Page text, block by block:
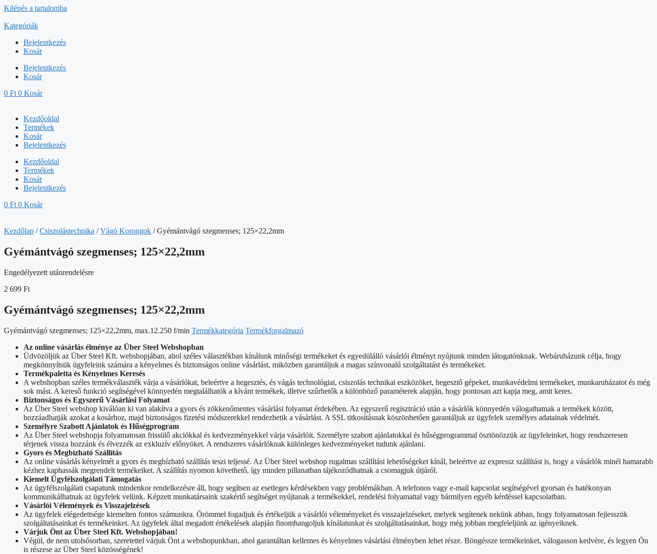
Kilépés a tartalomba
Kategóriák
Bejelentkezés
Kosár
Bejelentkezés
Kosár
0 Ft 0 Kosár
Kezdőoldal
Termékek
Kosár
Bejelentkezés
Kezdőoldal
Termékek
Kosár
Bejelentkezés
0 Ft 0 Kosár
Kezdőlap /Csiszolástechnika /Vágó Korongok / Gyémántvágó szegmenses; 125×22,2mm
Gyémántvágó szegmenses; 125×22,2mm
Engedélyezett utánrendelésre
2 699 Ft
Gyémántvágó szegmenses; 125×22,2mm
Gyémántvágó szegmenses; 125×22,2mm, max.12.250 f/min Termékkategória Termékforgalmazó
Az online vásárlás élménye az Über Steel Webshopban
Üdvözöljük az Über Steel Kft. webshopjában, ahol széles választékban kínálunk minőségi termékeket és egyedülálló vásárlói élményt nyújtunk minden látogatónknak. Webáruházunk célja, hogy
megkönnyítsük ügyfeleink számára a kényelmes és biztonságos online vásárlást, miközben garantáljuk a magas színvonalú szolgáltatást és termékeket.
Termékpaletta és Kényelmes Keresés
A webshopban széles termékválaszték várja a vásárlókat, beleértve a hegesztés, és vágás technológiai, csiszolás technikai eszközöket, hegesztő gépeket, munkavédelmi termékeket, munkaruházatot és még
sok mást. A kereső funkció segítségével könnyedén megtalálhatók a kívánt termékek, illetve szűrhetők a különböző paraméterek alapján, hogy pontosan azt kapja meg, amit keres.
Biztonságos és Egyszerű Vásárlási Folyamat
Az Über Steel webshop kiválóan ki van alakítva a gyors és zökkenőmentes vásárlási folyamat érdekében. Az egyszerű regisztráció után a vásárlók könnyedén válogathatnak a termékek között,
hozzáadhatják azokat a kosárhoz, majd biztonságos fizetési módszerekkel rendezhetik a vásárlást. A SSL titkosításnak köszönhetően garantáljuk az ügyfelek személyes adatainak védelmét.
Személyre Szabott Ajánlatok és Hűségprogram
Az Über Steel webshopja folyamatosan frissülő akciókkal és kedvezményekkel várja vásárlóit. Személyre szabott ajánlatokkal és hűségprogrammal ösztönözzük az ügyfeleinket, hogy rendszeresen
térjenek vissza hozzánk és élvezzék az exkluzív előnyöket. A rendszeres vásárlóknak különleges kedvezményeket tudunk ajánlani.
Gyors és Megbízható Szállítás
Az online vásárlás kényelmét a gyors és megbízható szállítás teszi teljessé. Az Über Steel webshop rugalmas szállítási lehetőségeket kínál, beleértve az expressz szállítást is, hogy a vásárlók minél hamarabb
kézhez kaphassák megrendelt termékeiket. A szállítás nyomon követhető, így minden pillanatban tájékozódhatnak a csomagjuk útjáról.
Kiemelt Ügyfélszolgálati Támogatás
Az ügyfélszolgálati csapatunk mindenkor rendelkezésre áll, hogy segítsen az esetleges kérdésekben vagy problémákban. A telefonos vagy e-mail kapcsolat segítségével gyorsan és hatékonyan
kommunikálhatnak az ügyfelek velünk. Képzett munkatársaink szakértő segítséget nyújtanak a termékekkel, rendelési folyamattal vagy bármilyen egyéb kérdéssel kapcsolatban.
Vásárlói Vélemények és Visszajelzések
Az ügyfelek elégedettsége kiemelten fontos számunkra. Örömmel fogadjuk és értékeljük a vásárlói véleményeket és visszajelzéseket, melyek segítenek nekünk abban, hogy folyamatosan fejlesszük
szolgáltatásainkat és termékeinket. Az ügyfelek által megadott értékelések alapján finomhangoljuk kínálatunkat és szolgáltatásainkat, hogy még jobban megfeleljünk az igényeiknek.
Várjuk Önt az Über Steel Kft. Webshopjában!
Végül, de nem utolsósorban, szeretettel várjuk Önt a webshopunkban, ahol garantáltan kellemes és kényelmes vásárlási élményben lehet része. Böngéssze termékeinket, válogasson kedvére, és legyen Ön
is részese az Über Steel közösségének!